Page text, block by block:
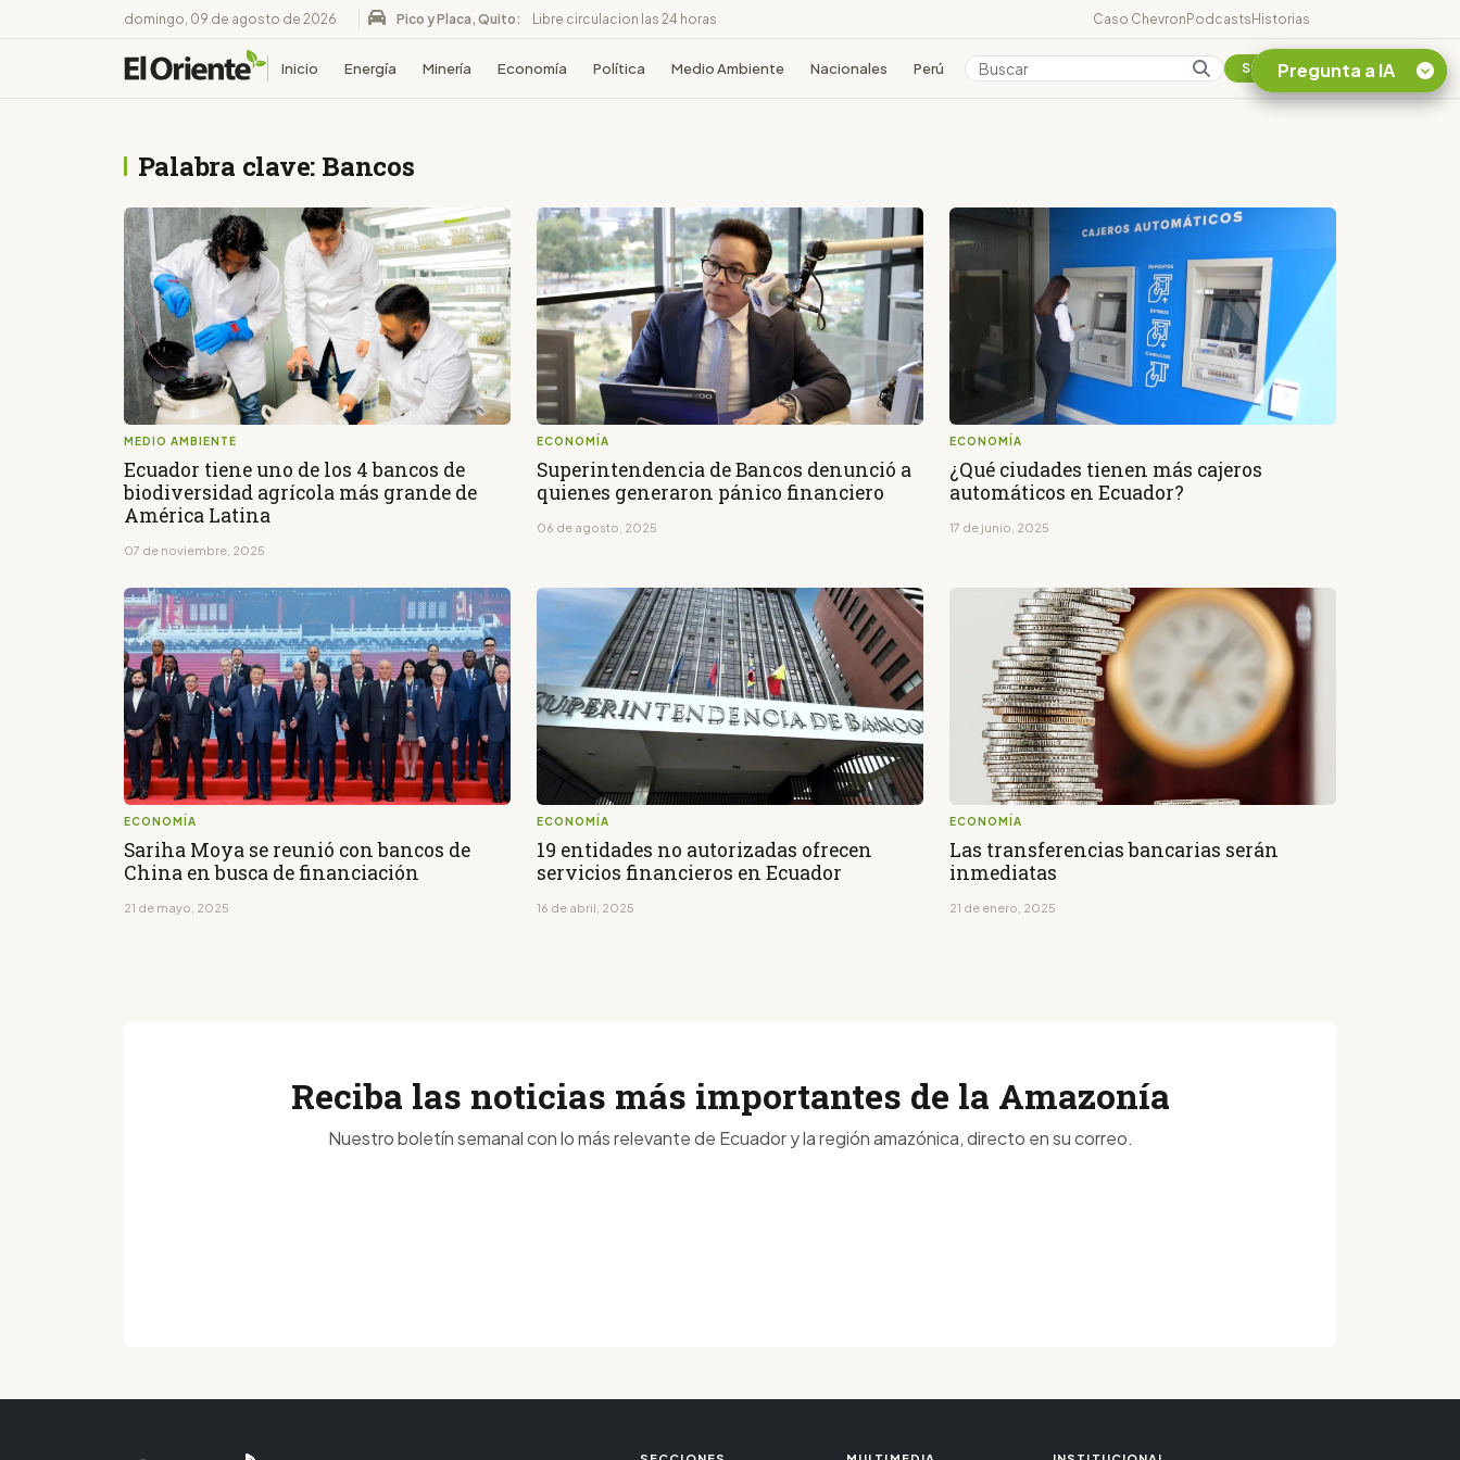
domingo, 09 de agosto de 2026 Pico y Placa, Quito: Libre circulacion las 24 horas Caso ChevronPodcastsHistorias
Inicio Energía Minería Economía Política Medio Ambiente Nacionales Perú Colombia Suscribirse
Palabra clave: Bancos
MEDIO AMBIENTE
Ecuador tiene uno de los 4 bancos de
biodiversidad agrícola más grande de
América Latina
07 de noviembre, 2025
ECONOMÍA
Superintendencia de Bancos denunció a
quienes generaron pánico financiero
06 de agosto, 2025
ECONOMÍA
¿Qué ciudades tienen más cajeros
automáticos en Ecuador?
17 de junio, 2025
ECONOMÍA
Sariha Moya se reunió con bancos de
China en busca de financiación
21 de mayo, 2025
ECONOMÍA
19 entidades no autorizadas ofrecen
servicios financieros en Ecuador
16 de abril, 2025
ECONOMÍA
Las transferencias bancarias serán
inmediatas
21 de enero, 2025
Pregunta a IA
Amazonia Ecuatoriana
¿En que consiste la
tasa minera que rige en
Reciba las noticias más importantes de la Amazonía
Nuestro boletín semanal con lo más relevante de Ecuador y la región amazónica, directo en su correo.